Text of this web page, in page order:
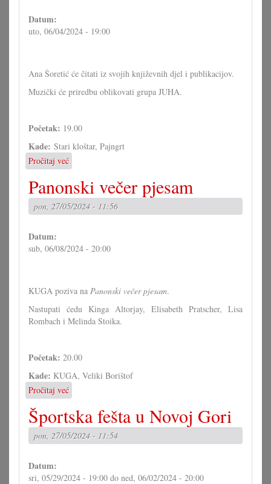
Datum:
uto, 06/04/2024 - 19:00
Ana Šoretić će čitati iz svojih književnih djel i publikacijov.
Muzički će priredbu oblikovati grupa JUHA.
Početak: 19.00
Kade: Stari kloštar, Pajngrt
Pročitaj već
Čitanje
Ane
Šoretić
u
Panonski večer pjesam
pon, 27/05/2024 - 11:56
Datum:
sub, 06/08/2024 - 20:00
KUGA poziva na Panonski večer pjesam.
Nastupati ćedu Kinga Altorjay, Elisabeth Pratscher, Lisa
Rombach i Melinda Stoika.
Početak: 20.00
Kade: KUGA, Veliki Borištof
Pročitaj već
Panonski
večer
pjesam
Športska fešta u Novoj Gori
pon, 27/05/2024 - 11:54
Datum:
sri, 05/29/2024 - 19:00 do ned, 06/02/2024 - 20:00